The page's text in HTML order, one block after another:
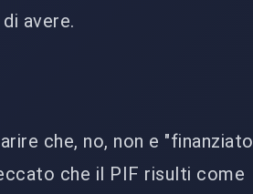
avere.
che, no, non e "finanziato
che il PIF risulti come